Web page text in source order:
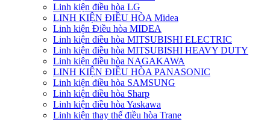
Linh kiện điều hòa LG
LINH KIỆN ĐIỀU HÒA Midea
Linh kiện Điều hòa MIDEA
Linh kiện điều hòa MITSUBISHI ELECTRIC
Linh kiện điều hòa MITSUBISHI HEAVY DUTY
Linh kiện điều hòa NAGAKAWA
LINH KIỆN ĐIỀU HÒA PANASONIC
Linh kiện điều hòa SAMSUNG
Linh kiện điều hòa Sharp
Linh kiện điều hòa Yaskawa
Linh kiện thay thế điều hòa Trane